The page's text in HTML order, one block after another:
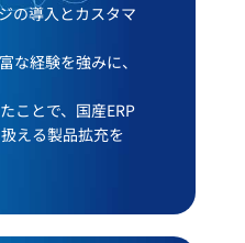
の導入とカスタマ
な経験を強みに、
ことで、国産ERP
える製品拡充を